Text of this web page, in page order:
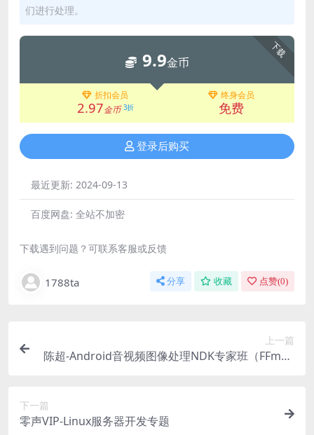
们进行处理。
下载
9.9金币
折扣会员
2.97金币 3折
终身会员
免费
登录后购买
最近更新: 2024-09-13
百度网盘: 全站不加密
下载遇到问题？可联系客服或反馈
1788ta 分享 收藏 点赞(0)
上一篇
陈超-Android音视频图像处理NDK专家班（FFmpe
下一篇
零声VIP-Linux服务器开发专题